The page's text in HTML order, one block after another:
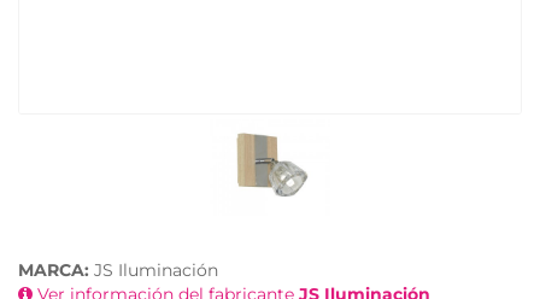
MARCA: JS Iluminación